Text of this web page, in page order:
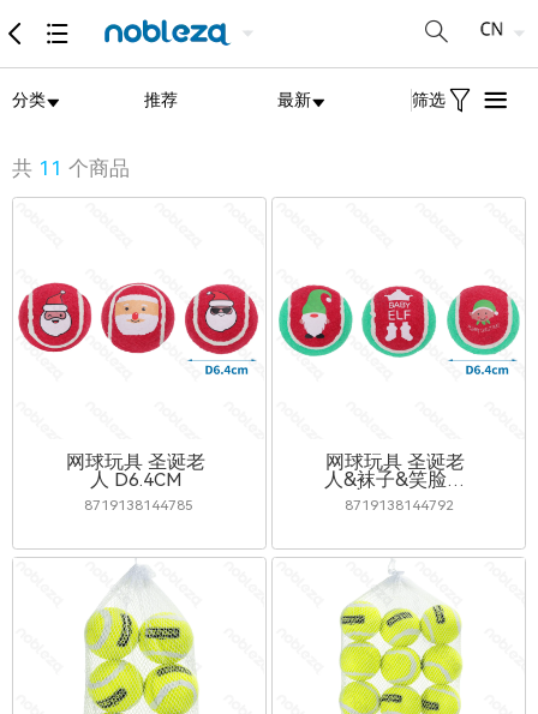
分类 推荐 最新 筛选
共 11 个商品
网球玩具 圣诞老
人 D6.4CM
8719138144785
网球玩具 圣诞老
人&袜子&笑脸儿
童 D6.4CM
8719138144792